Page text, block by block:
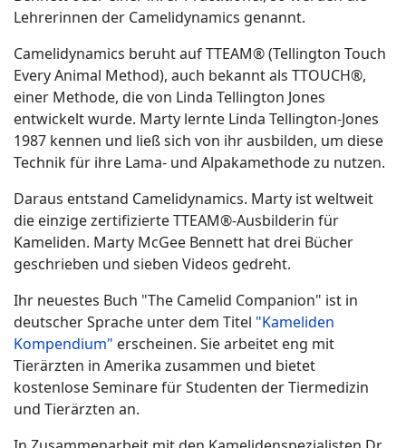
Lehrerinnen der Camelidynamics genannt.
Camelidynamics beruht auf TTEAM® (Tellington Touch
Every Animal Method), auch bekannt als TTOUCH®,
einer Methode, die von Linda Tellington Jones
entwickelt wurde. Marty lernte Linda Tellington-Jones
1987 kennen und ließ sich von ihr ausbilden, um diese
Technik für ihre Lama- und Alpakamethode zu nutzen.
Daraus entstand Camelidynamics. Marty ist weltweit
die einzige zertifizierte TTEAM®-Ausbilderin für
Kameliden. Marty McGee Bennett hat drei Bücher
geschrieben und sieben Videos gedreht.
Ihr neuestes Buch "The Camelid Companion" ist in
deutscher Sprache unter dem Titel "Kameliden
Kompendium" erscheinen. Sie arbeitet eng mit
Tierärzten in Amerika zusammen und bietet
kostenlose Seminare für Studenten der Tiermedizin
und Tierärzten an.